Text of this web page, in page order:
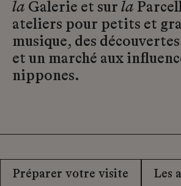
la Galerie et sur la
ateliers pour petits et
musique, des
et un marché aux
nippones.
Préparer votre visite Les